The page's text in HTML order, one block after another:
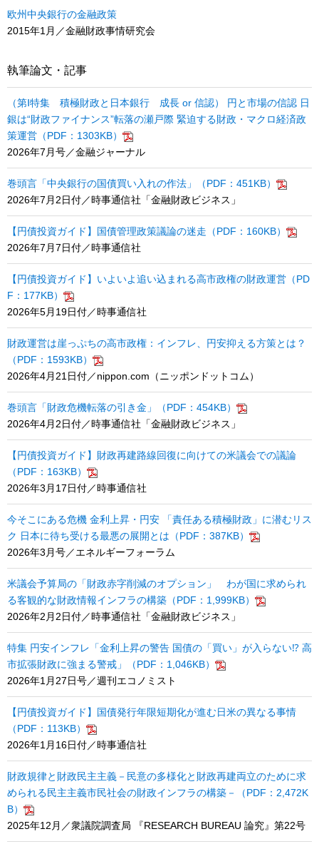
欧州中央銀行の金融政策
2015年1月／金融財政事情研究会
執筆論文・記事
（第Ⅰ特集 積極財政と日本銀行 成長 or 信認） 円と市場の信認 日
銀は“財政ファイナンス”転落の瀬戸際 緊迫する財政・マクロ経済政
策運営（PDF：1303KB）
2026年7月号／金融ジャーナル
巻頭言「中央銀行の国債買い入れの作法」（PDF：451KB）
2026年7月2日付／時事通信社「金融財政ビジネス」
【円債投資ガイド】国債管理政策議論の迷走（PDF：160KB）
2026年7月7日付／時事通信社
【円債投資ガイド】いよいよ追い込まれる高市政権の財政運営（PD
F：177KB）
2026年5月19日付／時事通信社
財政運営は崖っぷちの高市政権：インフレ、円安抑える方策とは？
（PDF：1593KB）
2026年4月21日付／nippon.com（ニッポンドットコム）
巻頭言「財政危機転落の引き金」（PDF：454KB）
2026年4月2日付／時事通信社「金融財政ビジネス」
【円債投資ガイド】財政再建路線回復に向けての米議会での議論
（PDF：163KB）
2026年3月17日付／時事通信社
今そこにある危機 金利上昇・円安 「責任ある積極財政」に潜むリス
ク 日本に待ち受ける最悪の展開とは（PDF：387KB）
2026年3月号／エネルギーフォーラム
米議会予算局の「財政赤字削減のオプション」 わが国に求められ
る客観的な財政情報インフラの構築（PDF：1,999KB）
2026年2月2日付／時事通信社「金融財政ビジネス」
特集 円安インフレ「金利上昇の警告 国債の「買い」が入らない⁉ 高
市拡張財政に強まる警戒」（PDF：1,046KB）
2026年1月27日号／週刊エコノミスト
【円債投資ガイド】国債発行年限短期化が進む日米の異なる事情
（PDF：113KB）
2026年1月16日付／時事通信社
財政規律と財政民主主義－民意の多様化と財政再建両立のために求
められる民主主義市民社会の財政インフラの構築－（PDF：2,472K
B）
2025年12月／衆議院調査局 『RESEARCH BUREAU 論究』第22号